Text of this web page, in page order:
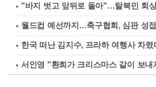
"바지 벗고 앞뒤로 돌아"…탈북민 회
월드컵 예선까지…축구협회, 심판 성
한국 떠난 김지수, 프라하 여행사 차
서인영 "환희가 크리스마스 같이 보내